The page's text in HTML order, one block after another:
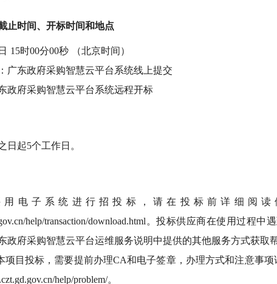
止时间、开标时间和地点
15时00分00秒 （北京时间）
广东政府采购智慧云平台系统线上提交
政府采购智慧云平台系统远程开标
日起5个工作日。
用电子系统进行招投标，请在投标前详细阅读
help/transaction/download.html。投标供应商在使用过程
政府采购智慧云平台运维服务说明中提供的其他服务方式获取帮
项目投标，需要提前办理CA和电子签章，办理方式和注意事
help/problem/。